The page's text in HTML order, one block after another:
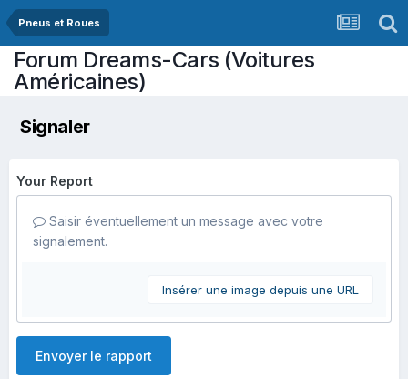
Pneus et Roues
Forum Dreams-Cars (Voitures
Américaines)
Signaler
Your Report
Saisir éventuellement un message avec votre
signalement.
Insérer une image depuis une URL
Envoyer le rapport